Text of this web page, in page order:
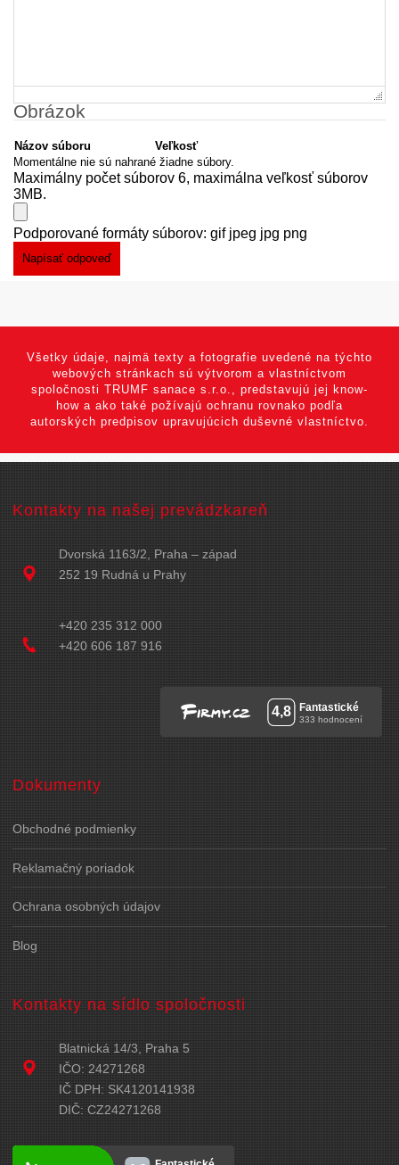
Obrázok
Názov súboru
Veľkosť
Momentálne nie sú nahrané žiadne súbory.
Maximálny počet súborov 6, maximálna veľkosť súborov
3MB.
Podporované formáty súborov: gif jpeg jpg png
Všetky údaje, najmä texty a fotografie uvedené na týchto
webových stránkach sú výtvorom a vlastníctvom
spoločnosti TRUMF sanace s.r.o., predstavujú jej know-
how a ako také požívajú ochranu rovnako podľa
autorských predpisov upravujúcich duševné vlastníctvo.
Kontakty na našej prevádzkareň
Dvorská 1163/2, Praha – západ
252 19 Rudná u Prahy
+420 235 312 000
+420 606 187 916
Dokumenty
Obchodné podmienky
Reklamačný poriadok
Ochrana osobných údajov
Blog
Kontakty na sídlo spoločnosti
Blatnická 14/3, Praha 5
IČO: 24271268
IČ DPH: SK4120141938
DIČ: CZ24271268